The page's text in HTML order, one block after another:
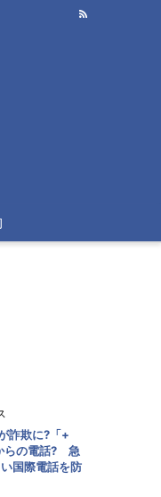
詐欺に?「+
らの電話? 急
国際電話を防